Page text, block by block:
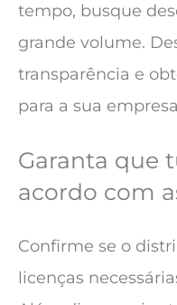
tempo, busque
grande volume.
transparência e
para a sua
Garanta que
acordo com
Confirme se o
licenças